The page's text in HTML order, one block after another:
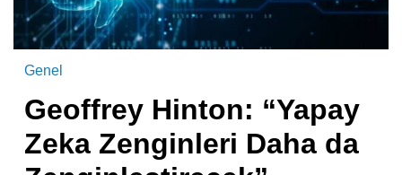
Genel
Geoffrey Hinton: “Yapay
Zeka Zenginleri Daha da